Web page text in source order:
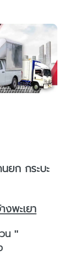
ก กระบะ
งพะเยา
น "